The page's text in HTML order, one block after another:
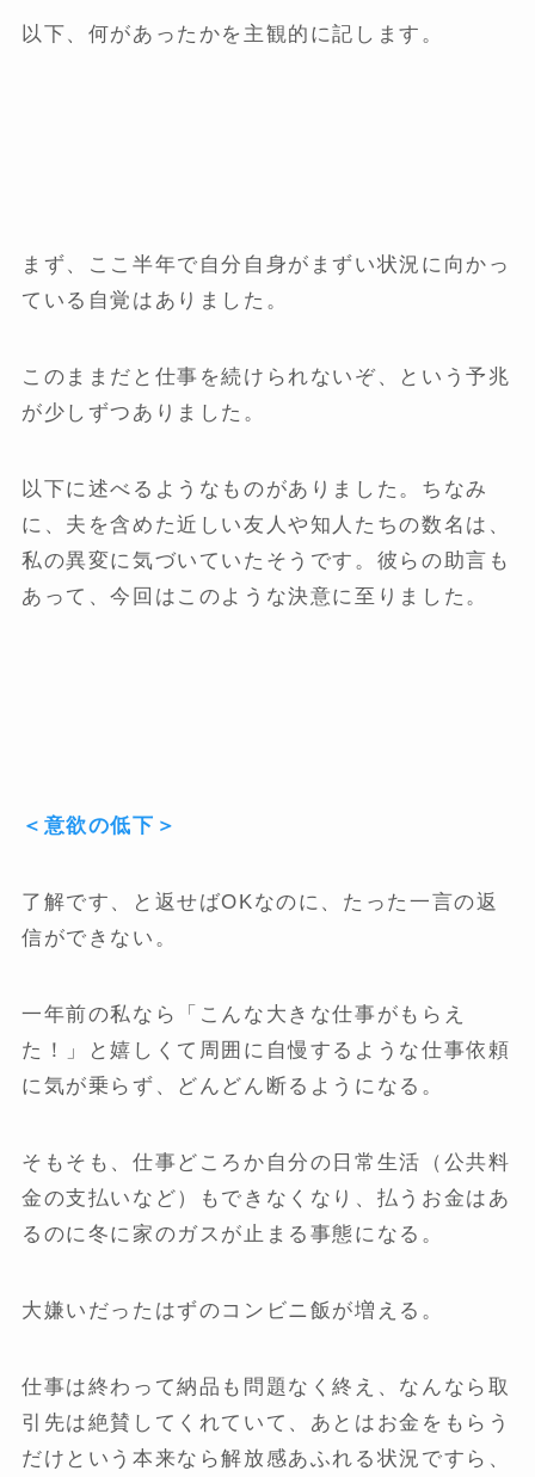
以下、何があったかを主観的に記します。
まず、ここ半年で自分自身がまずい状況に向かっ
ている自覚はありました。
このままだと仕事を続けられないぞ、という予兆
が少しずつありました。
以下に述べるようなものがありました。ちなみ
に、夫を含めた近しい友人や知人たちの数名は、
私の異変に気づいていたそうです。彼らの助言も
あって、今回はこのような決意に至りました。
＜意欲の低下＞
了解です、と返せばOKなのに、たった一言の返
信ができない。
一年前の私なら「こんな大きな仕事がもらえ
た！」と嬉しくて周囲に自慢するような仕事依頼
に気が乗らず、どんどん断るようになる。
そもそも、仕事どころか自分の日常生活（公共料
金の支払いなど）もできなくなり、払うお金はあ
るのに冬に家のガスが止まる事態になる。
大嫌いだったはずのコンビニ飯が増える。
仕事は終わって納品も問題なく終え、なんなら取
引先は絶賛してくれていて、あとはお金をもらう
だけという本来なら解放感あふれる状況ですら、